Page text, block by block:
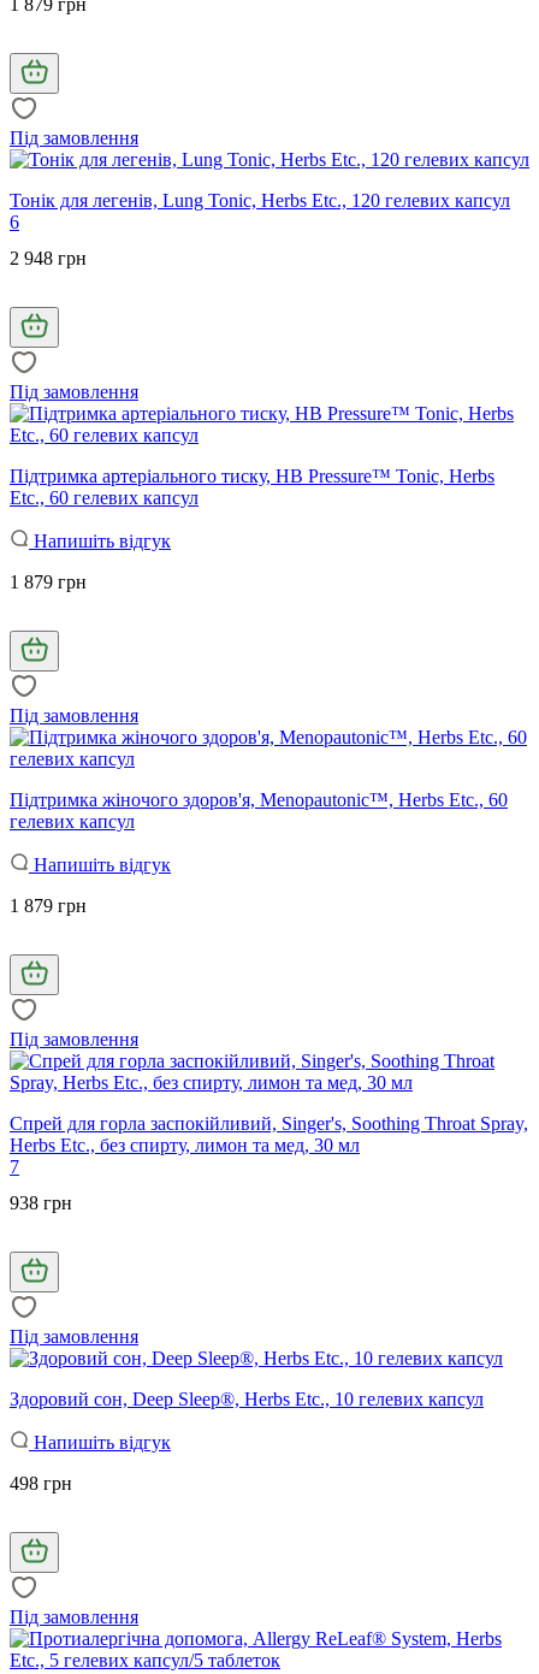
Під замовлення
Тонік для легенів, Lung Tonic, Herbs Etc., 120 гелевих капсул
6
2 948 грн
Під замовлення
Підтримка артеріального тиску, HB Pressure™ Tonic, Herbs
Etc., 60 гелевих капсул
Напишіть відгук
1 879 грн
Під замовлення
Підтримка жіночого здоров'я, Menopautonic™, Herbs Etc., 60
гелевих капсул
Напишіть відгук
1 879 грн
Під замовлення
Спрей для горла заспокійливий, Singer's, Soothing Throat Spray,
Herbs Etc., без спирту, лимон та мед, 30 мл
7
938 грн
Під замовлення
Здоровий сон, Deep Sleep®, Herbs Etc., 10 гелевих капсул
Напишіть відгук
498 грн
Під замовлення